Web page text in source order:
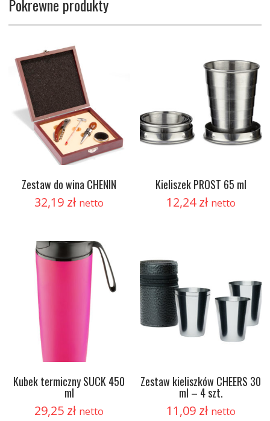
Pokrewne produkty
Zestaw do wina CHENIN
32,19 zł netto
Kieliszek PROST 65 ml
12,24zł netto
Kubek termiczny SUCK 450
ml
29,25 zł netto
Zestaw kieliszków CHEERS 30
ml – 4 szt.
11,09 zł netto